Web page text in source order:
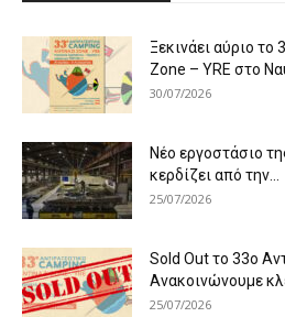
Ξεκινάει αύριο
Zone – YRE στο
30/07/2026
Νέο εργοστάσιο
κερδίζει από την...
25/07/2026
Sold Out το 33ο
Ανακοινώνουμε
25/07/2026